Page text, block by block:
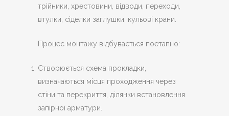
трійники, хрестовини, відводи, переходи,
втулки, сіделки заглушки, кульові крани.
Процес монтажу відбувається поетапно:
Створюється схема прокладки,
визначаються місця проходження через
стіни та перекриття, ділянки встановлення
запірної арматури.